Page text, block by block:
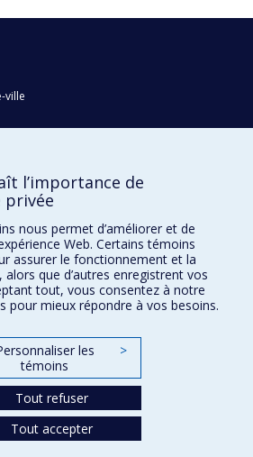
ville
l’importance de
privée
nous permet d’améliorer et de
Web. Certains témoins
assurer le fonctionnement et la
alors que d’autres enregistrent vos
tout, vous consentez à notre
pour mieux répondre à vos besoins.
les
témoins
>
Tout refuser
Tout accepter